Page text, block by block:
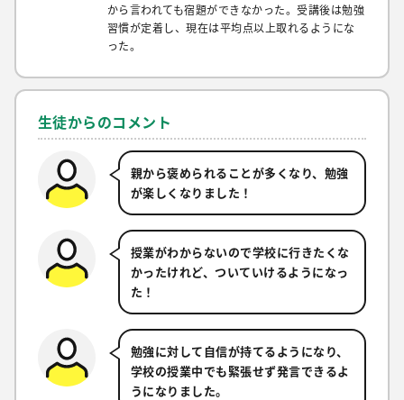
から言われても宿題ができなかった。受講後は勉強
習慣が定着し、現在は平均点以上取れるようにな
った。
生徒からのコメント
親から褒められることが多くなり、勉強
が楽しくなりました！
授業がわからないので学校に行きたくな
かったけれど、ついていけるようになっ
た！
勉強に対して自信が持てるようになり、
学校の授業中でも緊張せず発言できるよ
うになりました。